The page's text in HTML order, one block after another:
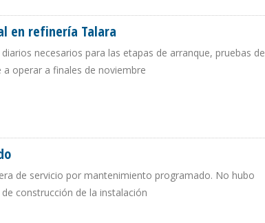
en refinería Talara
necesarios para las etapas de arranque, pruebas de
operar a finales de noviembre
de servicio por mantenimiento programado. No hubo
construcción de la instalación